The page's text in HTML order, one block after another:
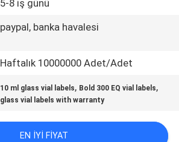
5-8 iş günü
paypal, banka havalesi
Haftalık 10000000 Adet/Adet
10 ml glass vial labels, Bold 300 EQ vial labels,
glass vial labels with warranty
EN IYI FIYAT